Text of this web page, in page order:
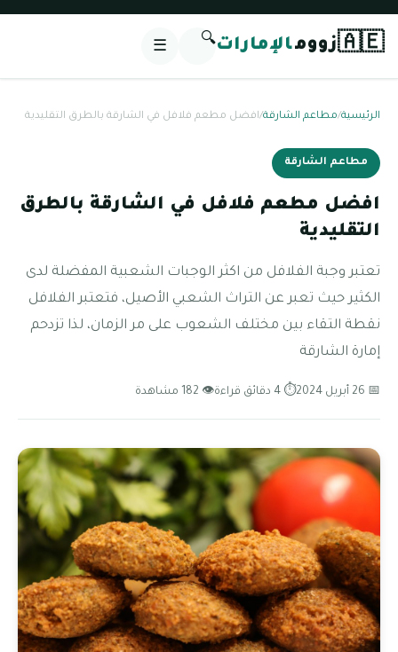
🇦🇪زوومالإمارات🔍
☰
الرئيسية/مطاعم الشارقة/افضل مطعم فلافل في الشارقة بالطرق التقليدية
مطاعم الشارقة
افضل مطعم فلافل في الشارقة بالطرق
التقليدية
تعتبر وجبة الفلافل من اكثر الوجبات الشعبية المفضلة لدى
الكثير حيث تعبر عن التراث الشعبي الأصيل، فتعتبر الفلافل
نقطة التقاء بين مختلف الشعوب على مر الزمان، لذا تزدحم
إمارة الشارقة
📅 26 أبريل 2024 ⏱ 4 دقائق قراءة 👁 182 مشاهدة